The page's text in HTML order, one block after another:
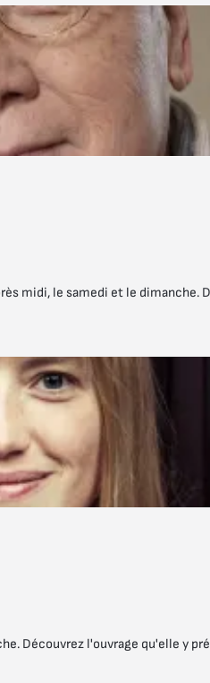
midi, le samedi et le dimanche.
Découvrez l'ouvrage qu'elle y